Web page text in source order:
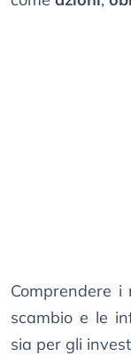
Comprendere
scambio e le
sia per gli